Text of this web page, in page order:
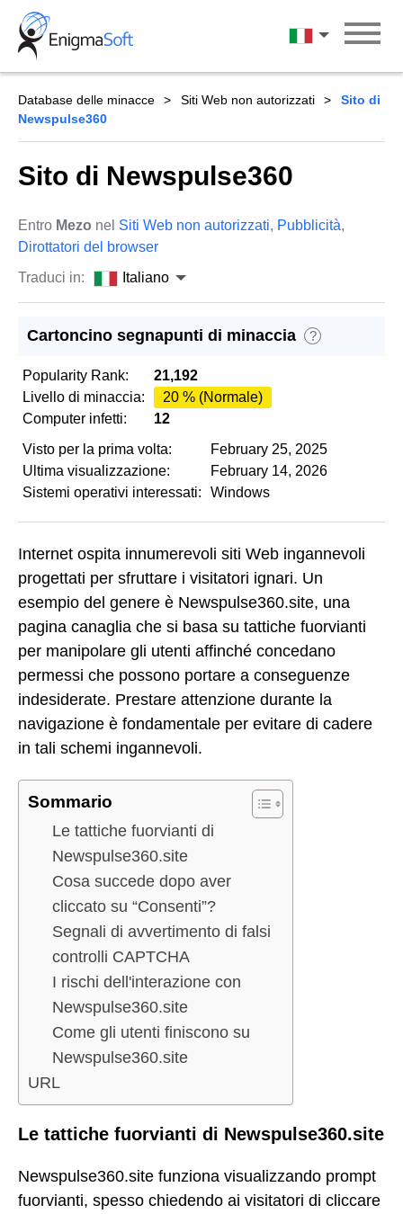
Skip
content
Italiano
Database delle minacce Siti Web non autorizzati
Sito di
Newspulse360
Sito di Newspulse360
Entro Mezo nel Siti Web non autorizzati, Pubblicità,
Dirottatori del browser
Traduci in:
Italiano
Cartoncino segnapunti di minaccia ?
Popularity Rank:
21,192
Livello di minaccia:
20 % (Normale)
Computer infetti:
12
Visto per la prima volta:
February 25, 2025
Ultima visualizzazione:
February 14, 2026
Sistemi operativi interessati:
Windows
Internet ospita innumerevoli siti Web ingannevoli
progettati per sfruttare i visitatori ignari. Un
esempio del genere è Newspulse360.site, una
pagina canaglia che si basa su tattiche fuorvianti
per manipolare gli utenti affinché concedano
permessi che possono portare a conseguenze
indesiderate. Prestare attenzione durante la
navigazione è fondamentale per evitare di cadere
in tali schemi ingannevoli.
Sommario
Le tattiche fuorvianti di
Newspulse360.site
Cosa succede dopo aver
cliccato su “Consenti”?
Segnali di avvertimento di falsi
controlli CAPTCHA
I rischi dell'interazione con
Newspulse360.site
Come gli utenti finiscono su
Newspulse360.site
URL
Le tattiche fuorvianti di Newspulse360.site
Newspulse360.site funziona visualizzando prompt
fuorvianti, spesso chiedendo ai visitatori di cliccare